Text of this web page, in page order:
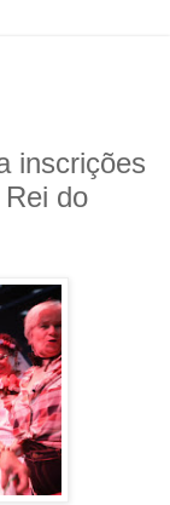
inscrições
do